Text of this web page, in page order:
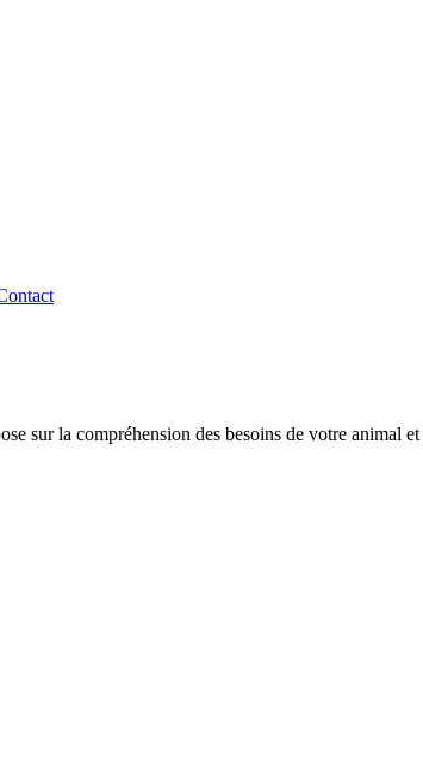
sur la compréhension des besoins de votre animal